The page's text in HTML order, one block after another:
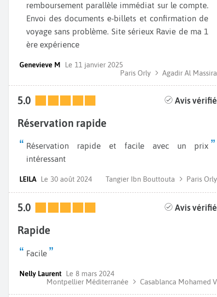
remboursement parallèle immédiat sur le compte.
Envoi des documents e-billets et confirmation de
voyage sans problème. Site sérieux Ravie de ma 1
ère expérience
Genevieve M Le 11 janvier 2025
Paris Orly
Agadir Al Massira
5.0 Avis vérifié
Réservation rapide
Réservation rapide et facile avec un prix
intéressant
LEILA Le 30 août 2024 Tangier Ibn Bouttouta Paris Orly
5.0 Avis vérifié
Rapide
Facile
Nelly Laurent Le 8 mars 2024
Montpellier Méditerranée
Casablanca Mohamed V